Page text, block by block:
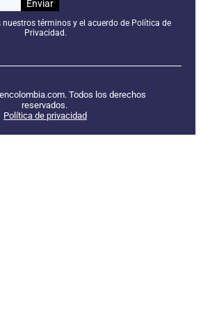
nuestros términos y el acuerdo de Política de
Privacidad.
Todos los derechos
reservados.
Política de privacidad